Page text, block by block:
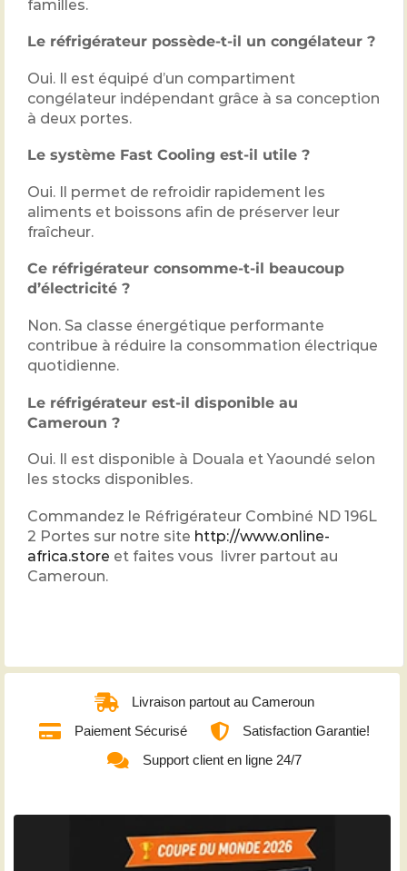
familles.
Le réfrigérateur possède-t-il un congélateur ?
Oui. Il est équipé d’un compartiment
congélateur indépendant grâce à sa conception
à deux portes.
Le système Fast Cooling est-il utile ?
Oui. Il permet de refroidir rapidement les
aliments et boissons afin de préserver leur
fraîcheur.
Ce réfrigérateur consomme-t-il beaucoup
d’électricité ?
Non. Sa classe énergétique performante
contribue à réduire la consommation électrique
quotidienne.
Le réfrigérateur est-il disponible au
Cameroun ?
Oui. Il est disponible à Douala et Yaoundé selon
les stocks disponibles.
Commandez le Réfrigérateur Combiné ND 196L
2 Portes sur notre site http://www.online-
africa.store et faites vous livrer partout au
Cameroun.
Livraison partout au Cameroun
Paiement Sécurisé
Satisfaction Garantie!
Support client en ligne 24/7